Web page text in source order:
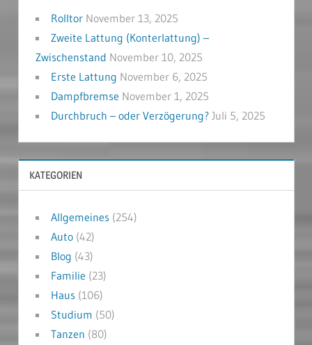
Rolltor November 13, 2025
Zweite Lattung (Konterlattung) –
Zwischenstand November 10, 2025
Erste Lattung November 6, 2025
Dampfbremse November 1, 2025
Durchbruch – oder Verzögerung? Juli 5, 2025
KATEGORIEN
Allgemeines(254)
Auto(42)
Blog (43)
Familie (23)
Haus(106)
Studium (50)
Tanzen (80)